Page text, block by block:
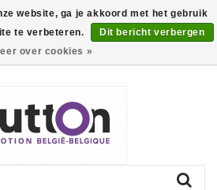
Now:+32 (0)13560051
website, ga je akkoord met het gebruik
te verbeteren.
Dit bericht verbergen
over cookies »